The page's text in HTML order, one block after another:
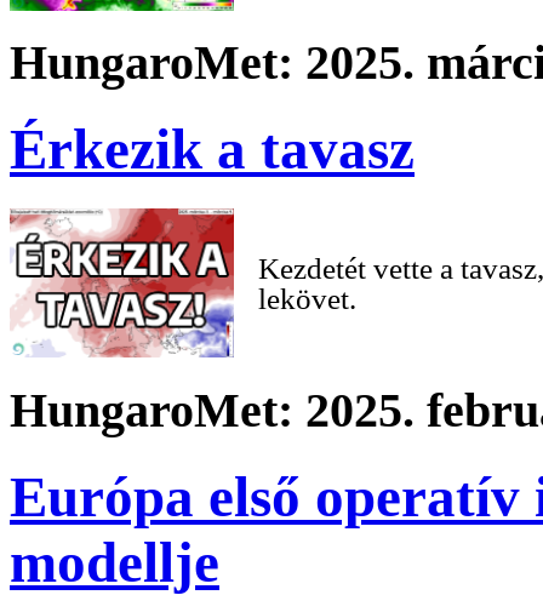
HungaroMet: 2025.
Érkezik a tavasz
Kezdetét vette a
lekövet.
HungaroMet: 2025.
Európa első
modellje